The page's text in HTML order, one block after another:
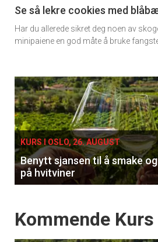
11
Ukens
Se så lekre cookies med
Har du allerede sikret deg noen av
minipaiene en god måte å bruke
Events
single
KURS I OSLO, 26. AUGUST
Benytt sjansen til å smake
på hvitviner
Events
Kommende Kurs